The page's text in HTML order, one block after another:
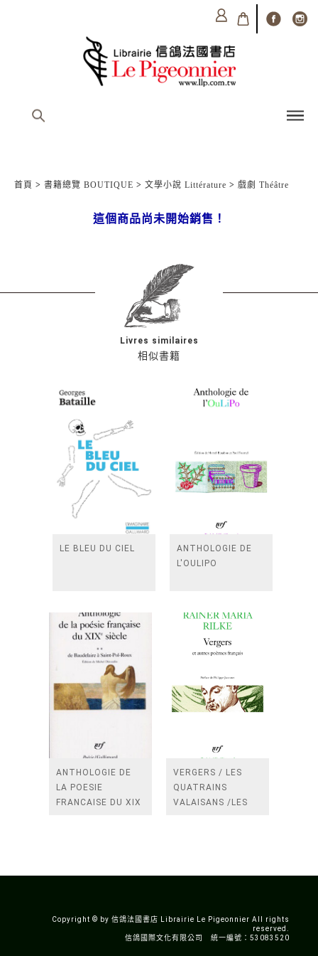
首頁 > 書籍總覽 BOUTIQUE > 文學小說 Littérature > 戲劇 Théâtre
這個商品尚未開始銷售！
相似書籍
Livres similaires
LE BLEU DU CIEL
ANTHOLOGIE DE
L'OULIPO
ANTHOLOGIE DE
LA POESIE
FRANCAISE DU XIX
VERGERS / LES
QUATRAINS
VALAISANS /LES
Copyright © by 信鴿法國書店 Librairie Le Pigeonnier All rights
reserved.
信鴿國際文化有限公司 統一編號：53083520